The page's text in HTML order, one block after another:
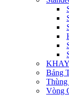
Bảng
Thùng
Vòng